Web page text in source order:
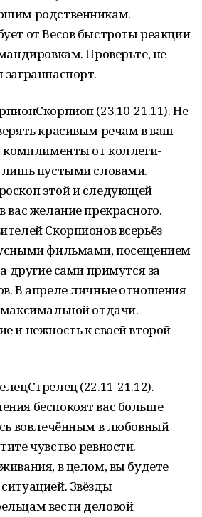
родственникам.
от Весов быстроты реакции
Проверьте, не
(23.10-21.11). Не
красивым речам в ваш
комплименты от коллеги-
лишь пустыми словами.
этой и следующей
вас желание прекрасного.
Скорпионов всерьёз
фильмами, посещением
другие сами примутся за
В апреле личные отношения
отдачи.
и нежность к своей второй
(22.11-21.12).
беспокоят вас больше
вовлечённым в любовный
чувство ревности.
в целом, вы будете
Звёзды
вести деловой